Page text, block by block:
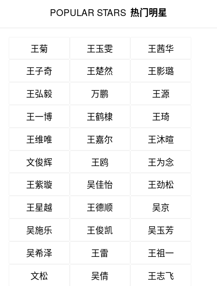
POPULAR STARS 热门明星
王菊 王玉雯
王茜华
王子奇
王楚然
王影璐
王弘毅
万鹏
王源
王一博
王鹤棣
王琦
王维唯
王嘉尔
王沐暄
文俊辉
王鸥
王为念
王紫璇
吴佳怡
王劲松
王星越
王德顺
吴京
吴施乐
王俊凯
吴玉芳
吴希泽
王雷
王祖一
文松
吴倩 王志飞